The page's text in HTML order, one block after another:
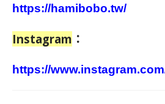
https://hamibobo.tw/
Instagram ：
https://